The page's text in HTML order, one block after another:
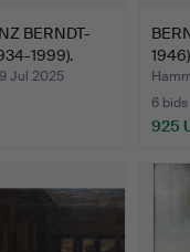
BERNDT-
1999).
Jul 2025
6 bids
925